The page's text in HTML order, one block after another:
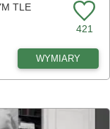
TLE
421
tle WYMIARY